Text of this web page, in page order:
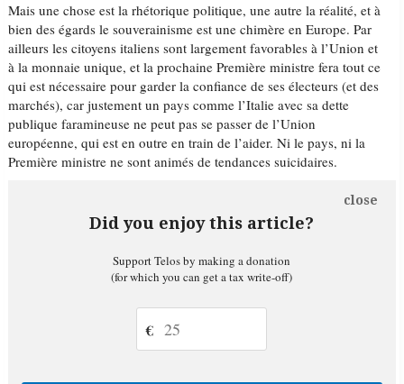
Mais une chose est la rhétorique politique, une autre la réalité, et à
bien des égards le souverainisme est une chimère en Europe. Par
ailleurs les citoyens italiens sont largement favorables à l’Union et
à la monnaie unique, et la prochaine Première ministre fera tout ce
qui est nécessaire pour garder la confiance de ses électeurs (et des
marchés), car justement un pays comme l’Italie avec sa dette
publique faramineuse ne peut pas se passer de l’Union
européenne, qui est en outre en train de l’aider. Ni le pays, ni la
Première ministre ne sont animés de tendances suicidaires.
Did you enjoy this article?
close
Support Telos by making a donation
(for which you can get a tax write-off)
€